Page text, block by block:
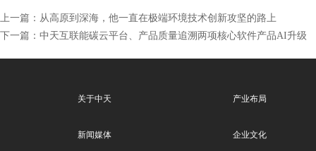
上一篇： 从高原到深海，他一直在极端环境技术创新攻坚的路上
下一篇： 中天互联能碳云平台、产品质量追溯两项核心软件产品AI升级
关于中天 产业布局
新闻媒体 企业文化